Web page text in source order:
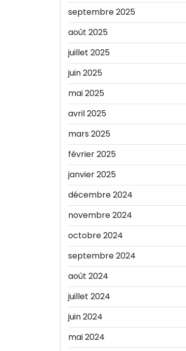
septembre 2025
août 2025
juillet 2025
juin 2025
mai 2025
avril 2025
mars 2025
février 2025
janvier 2025
décembre 2024
novembre 2024
octobre 2024
septembre 2024
août 2024
juillet 2024
juin 2024
mai 2024